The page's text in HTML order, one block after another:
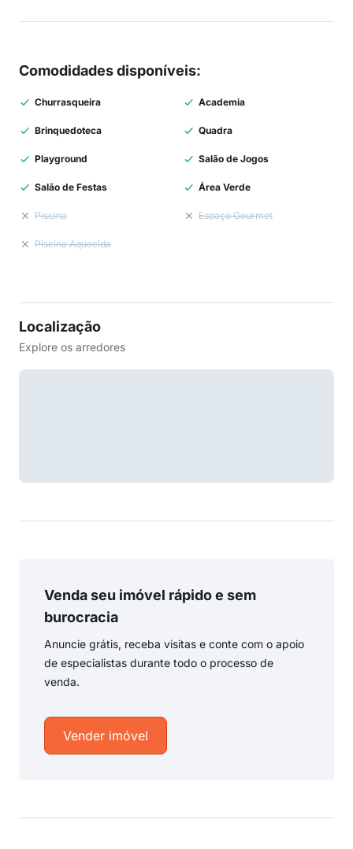
Comodidades disponíveis:
Churrasqueira Academia
Brinquedoteca Quadra
Playground Salão de Jogos
Salão de Festas Área Verde
Piscina Espaço Gourmet
Piscina Aquecida
Localização
Explore os arredores
Venda seu imóvel rápido e sem
burocracia
Anuncie grátis, receba visitas e conte com o apoio
de especialistas durante todo o processo de
venda.
Vender imóvel